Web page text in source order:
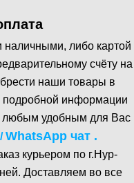
наличными, либо картой
счёту на
наши товары в
подробной информации
удобным для Вас
/WhatsA pp чат .
курьером по г.Нур-
Доставляем во все